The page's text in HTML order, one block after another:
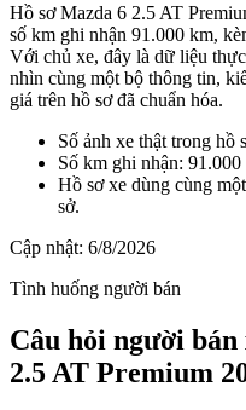
Hồ sơ Mazda 6 2.5 AT
số km ghi nhận 91.000 km,
Với chủ xe, đây là dữ liệu
nhìn cùng một bộ thông tin,
giá trên hồ sơ đã chuẩn hóa.
Số ảnh xe thật trong hồ
Số km ghi nhận: 91.000
Hồ sơ xe dùng cùng
sở.
Cập nhật: 6/8/2026
Tình huống người bán
Câu hỏi người
2.5 AT Premium